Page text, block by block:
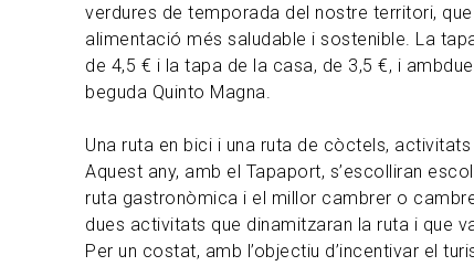
verdures de temporada del nostre territori,
alimentació més saludable i sostenible. La
de 4,5 € i la tapa de la casa, de 3,5 €, i
beguda Quinto Magna.
Una ruta en bici i una ruta de còctels,
Aquest any, amb el Tapaport, s’escolliran
ruta gastronòmica i el millor cambrer o
dues activitats que dinamitzaran la ruta i que
Per un costat, amb l’objectiu d’incentivar el